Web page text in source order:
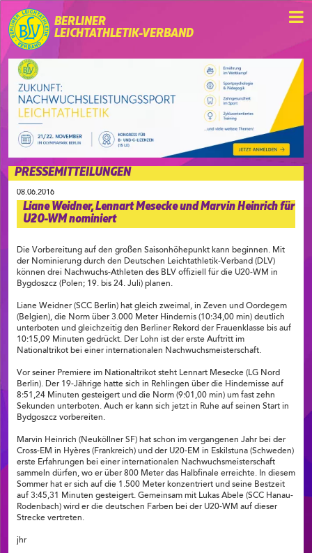
BERLINER
LEICHTATHLETIK-VERBAND
PRESSEMITTEILUNGEN
08.06.2016
Liane Weidner, Lennart Mesecke und Marvin Heinrich für
U20-WM nominiert
Die Vorbereitung auf den großen Saisonhöhepunkt kann beginnen. Mit
der Nominierung durch den Deutschen Leichtathletik-Verband (DLV)
können drei Nachwuchs-Athleten des BLV offiziell für die U20-WM in
Bygdoszcz (Polen; 19. bis 24. Juli) planen.
Liane Weidner (SCC Berlin) hat gleich zweimal, in Zeven und Oordegem
(Belgien), die Norm über 3.000 Meter Hindernis (10:34,00 min) deutlich
unterboten und gleichzeitig den Berliner Rekord der Frauenklasse bis auf
10:15,09 Minuten gedrückt. Der Lohn ist der erste Auftritt im
Nationaltrikot bei einer internationalen Nachwuchsmeisterschaft.
Vor seiner Premiere im Nationaltrikot steht Lennart Mesecke (LG Nord
Berlin). Der 19-Jährige hatte sich in Rehlingen über die Hindernisse auf
8:51,24 Minuten gesteigert und die Norm (9:01,00 min) um fast zehn
Sekunden unterboten. Auch er kann sich jetzt in Ruhe auf seinen Start in
Bydgoszcz vorbereiten.
Marvin Heinrich (Neuköllner SF) hat schon im vergangenen Jahr bei der
Cross-EM in Hyères (Frankreich) und der U20-EM in Eskilstuna (Schweden)
erste Erfahrungen bei einer internationalen Nachwuchsmeisterschaft
sammeln dürfen, wo er über 800 Meter das Halbfinale erreichte. In diesem
Sommer hat er sich auf die 1.500 Meter konzentriert und seine Bestzeit
auf 3:45,31 Minuten gesteigert. Gemeinsam mit Lukas Abele (SCC Hanau-
Rodenbach) wird er die deutschen Farben bei der U20-WM auf dieser
Strecke vertreten.
jhr